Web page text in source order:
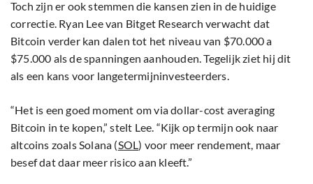
Toch zijn er ook stemmen die kansen zien in de huidige
correctie. Ryan Lee van Bitget Research verwacht dat
Bitcoin verder kan dalen tot het niveau van $70.000 a
$75.000 als de spanningen aanhouden. Tegelijk ziet hij dit
als een kans voor langetermijninvesteerders.
“Het is een goed moment om via dollar-cost averaging
Bitcoin in te kopen,” stelt Lee. “Kijk op termijn ook naar
altcoins zoals Solana (SOL) voor meer rendement, maar
besef dat daar meer risico aan kleeft.”